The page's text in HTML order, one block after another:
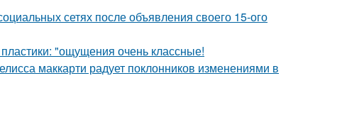
сетях после объявления своего 15-ого
"ощущения очень классные!
маккарти радует поклонников изменениями в